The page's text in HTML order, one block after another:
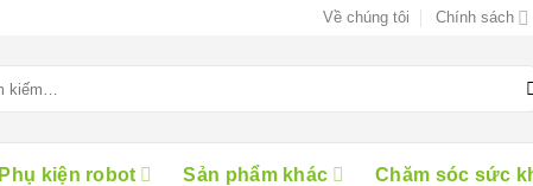
Về chúng tôi Chính sách
Phụ kiện robot Sản phẩm khác Chăm sóc sức